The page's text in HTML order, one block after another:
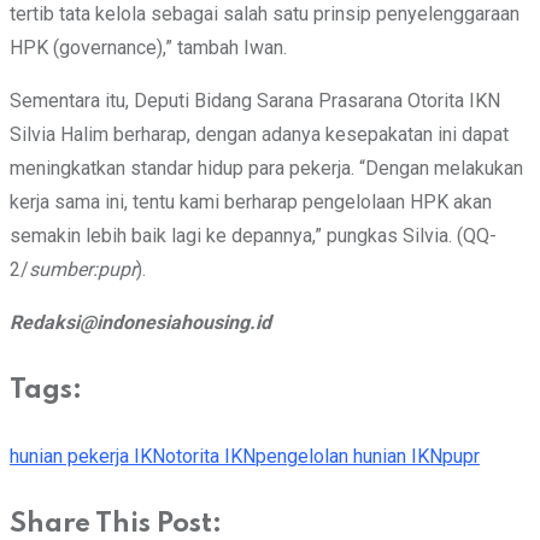
tertib tata kelola sebagai salah satu prinsip penyelenggaraan
HPK (governance),” tambah Iwan.
Sementara itu, Deputi Bidang Sarana Prasarana Otorita IKN
Silvia Halim berharap, dengan adanya kesepakatan ini dapat
meningkatkan standar hidup para pekerja. “Dengan melakukan
kerja sama ini, tentu kami berharap pengelolaan HPK akan
semakin lebih baik lagi ke depannya,” pungkas Silvia. (QQ-
2/sumber:pupr).
Redaksi@indonesiahousing.id
Tags:
hunian pekerja IKNotorita IKNpengelolan hunian IKNpupr
Share This Post: